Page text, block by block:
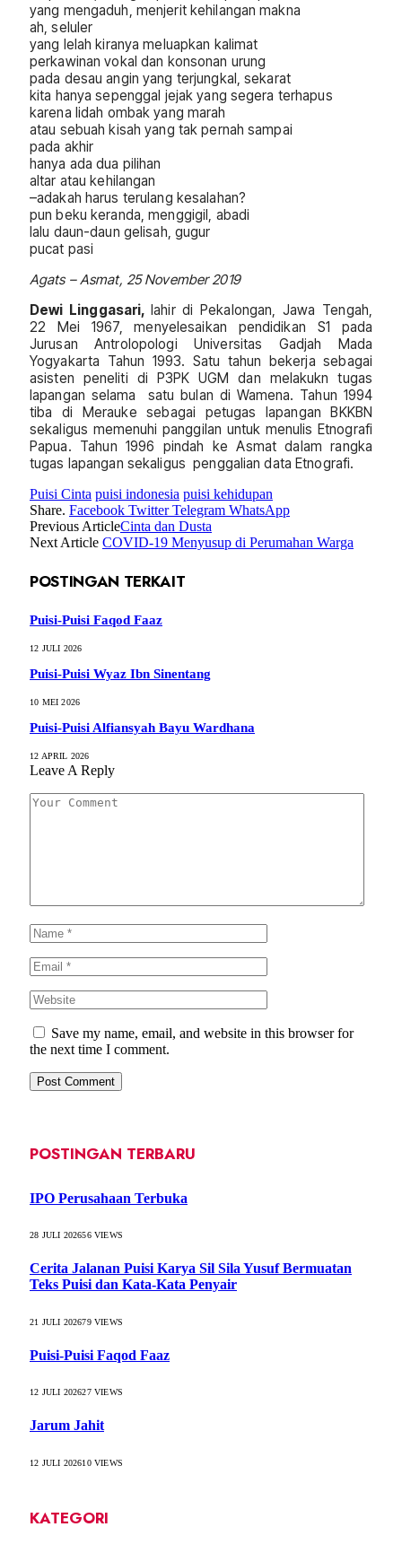
yang mengaduh, menjerit kehilangan makna
ah, seluler
yang lelah kiranya meluapkan kalimat
perkawinan vokal dan konsonan urung
pada desau angin yang terjungkal, sekarat
kita hanya sepenggal jejak yang segera terhapus
karena lidah ombak yang marah
atau sebuah kisah yang tak pernah sampai
pada akhir
hanya ada dua pilihan
altar atau kehilangan
–adakah harus terulang kesalahan?
pun beku keranda, menggigil, abadi
lalu daun-daun gelisah, gugur
pucat pasi
Agats – Asmat, 25 November 2019
Dewi Linggasari, lahir di Pekalongan, Jawa Tengah,
22 Mei 1967, menyelesaikan pendidikan S1 pada
Jurusan Antrolopologi Universitas Gadjah Mada
Yogyakarta Tahun 1993. Satu tahun bekerja sebagai
asisten peneliti di P3PK UGM dan melakukn tugas
lapangan selama satu bulan di Wamena. Tahun 1994
tiba di Merauke sebagai petugas lapangan BKKBN
sekaligus memenuhi panggilan untuk menulis Etnografi
Papua. Tahun 1996 pindah ke Asmat dalam rangka
tugas lapangan sekaligus penggalian data Etnografi.
Puisi Cinta puisi indonesia puisi kehidupan
Share. Facebook Twitter Telegram WhatsApp
Previous ArticleCinta dan Dusta
Next Article COVID-19 Menyusup di Perumahan Warga
POSTINGAN TERKAIT
Puisi-Puisi Faqod Faaz
12 JULI 2026
Puisi-Puisi Wyaz Ibn Sinentang
10 MEI 2026
Puisi-Puisi Alfiansyah Bayu Wardhana
12 APRIL 2026
Leave A Reply
Save my name, email, and website in this browser for
the next time I comment.
POSTINGAN TERBARU
IPO Perusahaan Terbuka
28 JULI 202656VIEWS
Cerita Jalanan Puisi Karya Sil Sila Yusuf Bermuatan
Teks Puisi dan Kata-Kata Penyair
21 JULI 202679VIEWS
Puisi-Puisi Faqod Faaz
12 JULI 202627VIEWS
Jarum Jahit
12 JULI 202610VIEWS
KATEGORI